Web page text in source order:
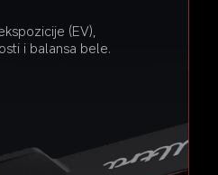
(EV),
i balansa bele.